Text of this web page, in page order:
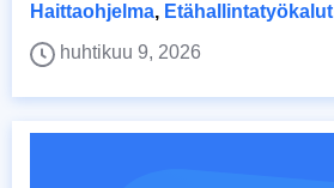
Haittaohjelma, Etähallintatyökalut
huhtikuu 9, 2026